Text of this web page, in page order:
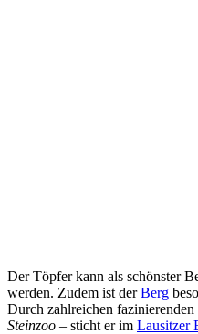
Der Töpfer kann als schönster
werden. Zudem ist derBerg
Durch zahlreichen fazinierenden
Steinzoo – sticht er im Lausitzer